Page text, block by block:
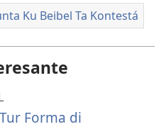
Ku Beibel Ta Kontestá
Forma di